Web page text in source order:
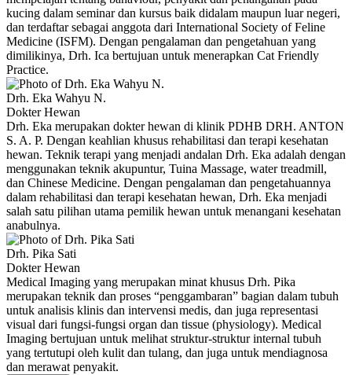
kucing dalam seminar dan kursus baik didalam maupun luar negeri,
dan terdaftar sebagai anggota dari International Society of Feline
Medicine (ISFM). Dengan pengalaman dan pengetahuan yang
dimilikinya, Drh. Ica bertujuan untuk menerapkan Cat Friendly
Practice.
Drh. Eka Wahyu N.
Dokter Hewan
Drh. Eka merupakan dokter hewan di klinik PDHB DRH. ANTON
S. A. P. Dengan keahlian khusus rehabilitasi dan terapi kesehatan
hewan. Teknik terapi yang menjadi andalan Drh. Eka adalah dengan
menggunakan teknik akupuntur, Tuina Massage, water treadmill,
dan Chinese Medicine. Dengan pengalaman dan pengetahuannya
dalam rehabilitasi dan terapi kesehatan hewan, Drh. Eka menjadi
salah satu pilihan utama pemilik hewan untuk menangani kesehatan
anabulnya.
Drh. Pika Sati
Dokter Hewan
Medical Imaging yang merupakan minat khusus Drh. Pika
merupakan teknik dan proses “penggambaran” bagian dalam tubuh
untuk analisis klinis dan intervensi medis, dan juga representasi
visual dari fungsi-fungsi organ dan tissue (physiology). Medical
Imaging bertujuan untuk melihat struktur-struktur internal tubuh
yang tertutupi oleh kulit dan tulang, dan juga untuk mendiagnosa
dan merawat penyakit.